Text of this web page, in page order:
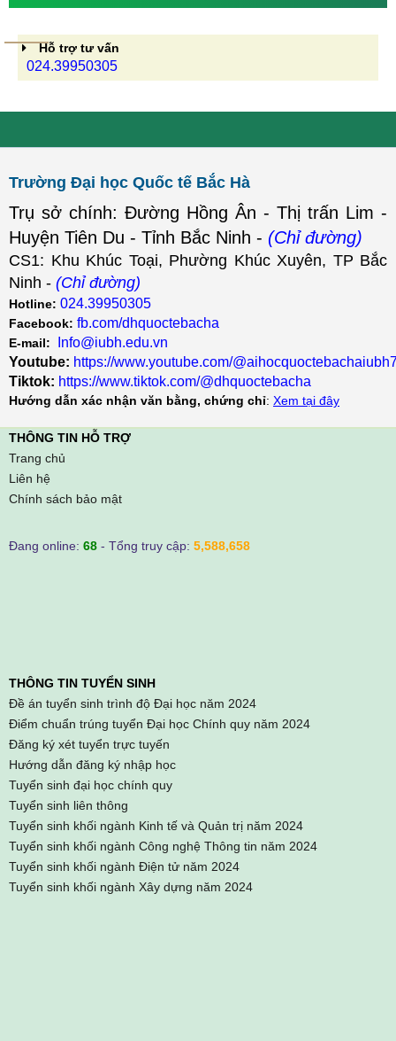
Hỗ trợ tư vấn
024.39950305
Trường Đại học Quốc tế Bắc Hà
Trụ sở chính: Đường Hồng Ân - Thị trấn Lim -
Huyện Tiên Du - Tỉnh Bắc Ninh - (Chỉ đường)
CS1: Khu Khúc Toại, Phường Khúc Xuyên, TP Bắc
Ninh - (Chỉ đường)
Hotline: 024.39950305
Facebook: fb.com/dhquoctebacha
E-mail:
Info@iubh.edu.vn
Youtube: https://www.youtube.com/
Tiktok: https://www.tiktok.com/@dhquoctebacha
Hướng dẫn xác nhận văn bằng, chứng chỉ: Xem tại đây
THÔNG TIN HỖ TRỢ
Trang chủ
Liên hệ
Chính sách bảo mật
Đang online: 68 - Tổng truy cập: 5,588,658
THÔNG TIN TUYỂN SINH
Đề án tuyển sinh trình độ Đại học năm 2024
Điểm chuẩn trúng tuyển Đại học Chính quy năm 2024
Đăng ký xét tuyển trực tuyến
Hướng dẫn đăng ký nhập học
Tuyển sinh đại học chính quy
Tuyển sinh liên thông
Tuyển sinh khối ngành Kinh tế và Quản trị năm 2024
Tuyển sinh khối ngành Công nghệ Thông tin năm 2024
Tuyển sinh khối ngành Điện tử năm 2024
Tuyển sinh khối ngành Xây dựng năm 2024